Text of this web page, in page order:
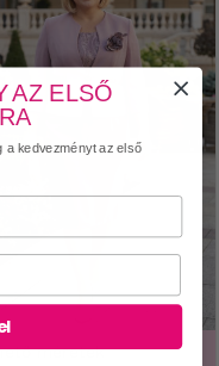
méretek
AZ ELSŐ
a kedvezményt az első